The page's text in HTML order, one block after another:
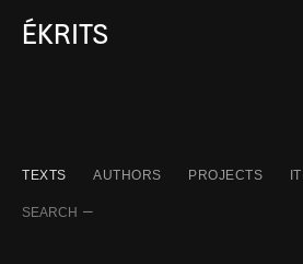
ÉKRITS
TEXTS AUTHORS PROJECTS
SEARCH